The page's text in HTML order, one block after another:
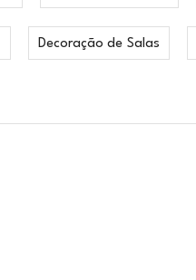
Decoração de Salas